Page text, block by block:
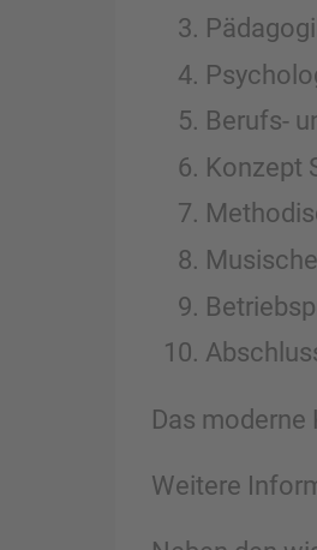
Berufs-
Konzept
Das
Weitere